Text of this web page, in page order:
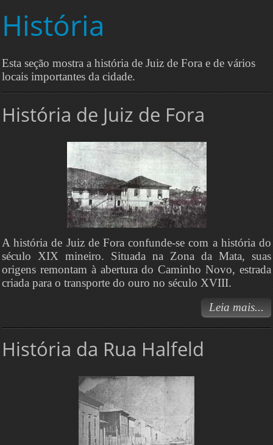
História
Esta seção mostra a história de Juiz de Fora e de vários
locais importantes da cidade.
História de Juiz de Fora
A história de Juiz de Fora confunde-se com a história do
século XIX mineiro. Situada na Zona da Mata, suas
origens remontam à abertura do Caminho Novo, estrada
criada para o transporte do ouro no século XVIII.
Leia mais...
História da Rua Halfeld